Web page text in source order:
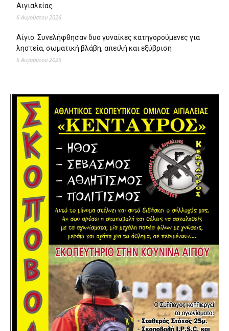
Αιγιαλείας
6 Αυγούστου 2026
Αίγιο: Συνελήφθησαν δυο γυναίκες κατηγορούμενες για
ληστεία, σωματική βλάβη, απειλή και εξύβριση
6 Αυγούστου 2026